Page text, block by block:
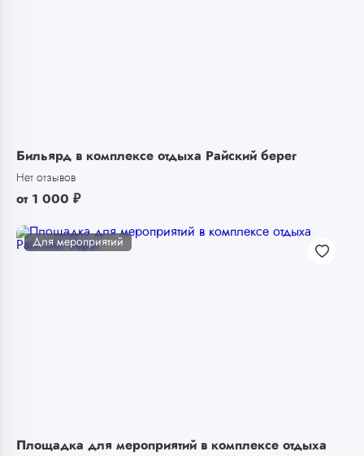
Бильярд в комплексе отдыха Райский берег
Нет отзывов
от 1 000 ₽
Для мероприятий
Площадка для мероприятий в комплексе отдыха